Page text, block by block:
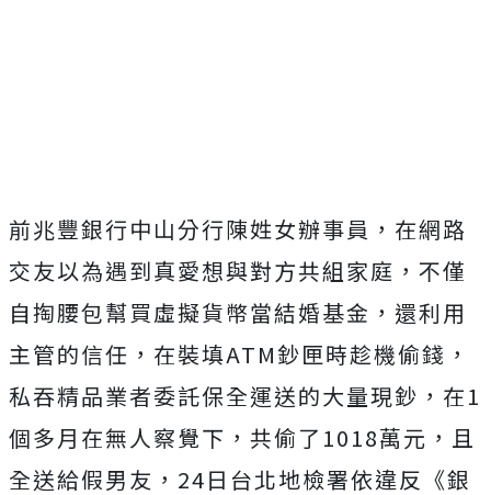
前兆豐銀行中山分行陳姓女辦事員，在網路
交友以為遇到真愛想與對方共組家庭，不僅
自掏腰包幫買虛擬貨幣當結婚基金，還利用
主管的信任，在裝填ATM鈔匣時趁機偷錢，
私吞精品業者委託保全運送的大量現鈔，在1
個多月在無人察覺下，共偷了1018萬元，且
全送給假男友，24日台北地檢署依違反《銀